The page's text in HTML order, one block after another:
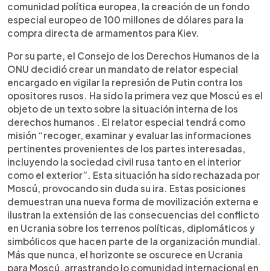
comunidad política europea, la creación de un fondo
especial europeo de 100 millones de dólares para la
compra directa de armamentos para Kiev.
Por su parte, el Consejo de los Derechos Humanos de la
ONU decidió crear un mandato de relator especial
encargado en vigilar la represión de Putin contra los
opositores rusos. Ha sido la primera vez que Moscú es el
objeto de un texto sobre la situación interna de los
derechos humanos . El relator especial tendrá como
misión “recoger, examinar y evaluar las informaciones
pertinentes provenientes de los partes interesadas,
incluyendo la sociedad civil rusa tanto en el interior
como el exterior”. Esta situación ha sido rechazada por
Moscú, provocando sin duda su ira. Estas posiciones
demuestran una nueva forma de movilización externa e
ilustran la extensión de las consecuencias del conflicto
en Ucrania sobre los terrenos políticas, diplomáticos y
simbólicos que hacen parte de la organización mundial.
Más que nunca, el horizonte se oscurece en Ucrania
para Moscú, arrastrando lo comunidad internacional en